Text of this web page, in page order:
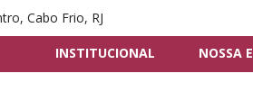
Cabo Frio, RJ
INSTITUCIONAL NOSSA